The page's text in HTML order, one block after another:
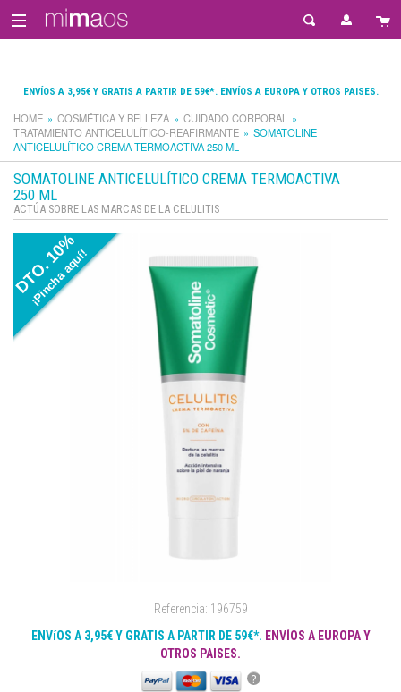
ENVÍOS A 3,95€ Y GRATIS A PARTIR DE 59€*. ENVÍOS A EUROPA Y OTROS PAISES.
HOME COSMÉTICA Y BELLEZA
CUIDADO CORPORAL
TRATAMIENTO ANTICELULÍTICO-REAFIRMANTE
SOMATOLINE
ANTICELULÍTICO CREMA TERMOACTIVA 250 ML
SOMATOLINE ANTICELULÍTICO CREMA TERMOACTIVA
250 ML
ACTÚA SOBRE LAS MARCAS DE LA CELULITIS
DTO. 10%
¡Pincha aquí!
Referencia: 196759
ENVíOS A 3,95€ Y GRATIS A PARTIR DE 59€*. ENVÍOS A EUROPA Y
OTROS PAISES.
?